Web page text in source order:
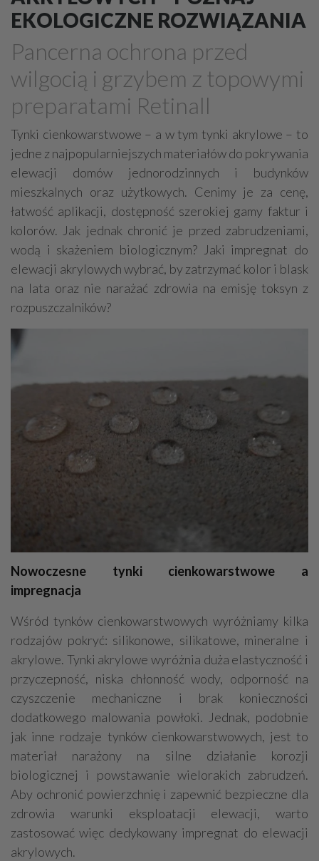
Drewno, konstrukcje drewniane
Farby, kleje, lakiery, emalie
Beton
Cegły, pustaki, bloczki
Szalunki, szalunki kartonowe
Techniki zamocowań
Kostka brukowa, granitowa
Beton komórkowy
Kruszywa
Izolacje akustyczne
Składy budowlane
Stal, wyroby stalowe
Sklejki Blachy
Szkło
Tworzywa sztuczne
Styropian
System barw
Filtry
Metale
EKOLOGICZNE ROZWIĄZANIA
Pancerna ochrona przed
wilgocią i grzybem z topowymi
preparatami Retinall
Tynki cienkowarstwowe – a w tym tynki akrylowe – to
jedne z najpopularniejszych materiałów do pokrywania
elewacji domów jednorodzinnych i budynków
mieszkalnych oraz użytkowych. Cenimy je za cenę,
łatwość aplikacji, dostępność szerokiej gamy faktur i
kolorów. Jak jednak chronić je przed zabrudzeniami,
wodą i skażeniem biologicznym? Jaki impregnat do
elewacji akrylowych wybrać, by zatrzymać kolor i blask
na lata oraz nie narażać zdrowia na emisję toksyn z
rozpuszczalników?
Nowoczesne tynki cienkowarstwowe a
impregnacja
Wśród tynków cienkowarstwowych wyróżniamy kilka
rodzajów pokryć: silikonowe, silikatowe, mineralne i
akrylowe. Tynki akrylowe wyróżnia duża elastyczność i
przyczepność, niska chłonność wody, odporność na
czyszczenie mechaniczne i brak konieczności
dodatkowego malowania powłoki. Jednak, podobnie
jak inne rodzaje tynków cienkowarstwowych, jest to
materiał narażony na silne działanie korozji
biologicznej i powstawanie wielorakich zabrudzeń.
Aby ochronić powierzchnię i zapewnić bezpieczne dla
zdrowia warunki eksploatacji elewacji, warto
zastosować więc dedykowany impregnat do elewacji
akrylowych.